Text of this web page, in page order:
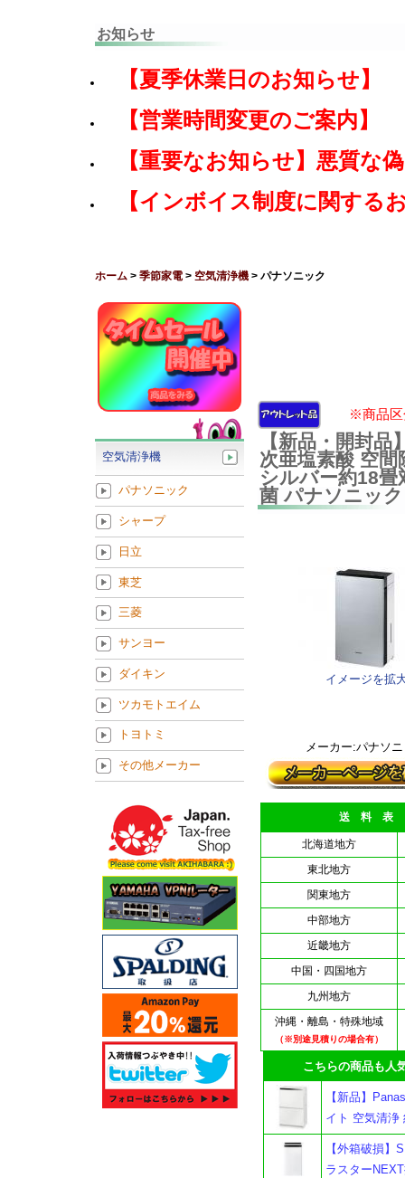
お知らせ
【夏季休業日のお知らせ】
【営業時間変更のご案内】
【重要なお知らせ】悪質な
【インボイス制度に関する
ホーム > 季節家電 > 空気清浄機 > パナソニック
※商品区
【新品・開封
次亜塩素酸 空
シルバー約18
菌 パナソニック
イメージを拡
メーカー:パナソ
送 料 表
北海道地方
東北地方
関東地方
中部地方
近畿地方
中国・四国地方
九州地方
沖縄・離島・特殊地域
（※別途見積りの場合有）
こちらの商品も人気
【新品】
イト 空気清浄
【外箱破損
ラスター
空気清浄機
パナソニック
シャープ
日立
東芝
三菱
サンヨー
ダイキン
ツカモトエイム
トヨトミ
その他メーカー